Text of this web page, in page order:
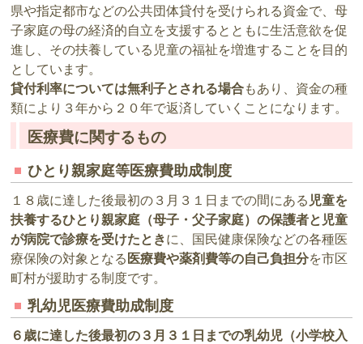
県や指定都市などの公共団体貸付を受けられる資金で、母
子家庭の母の経済的自立を支援するとともに生活意欲を促
進し、その扶養している児童の福祉を増進することを目的
としています。
貸付利率については無利子とされる場合もあり、資金の種
類により３年から２０年で返済していくことになります。
医療費に関するもの
ひとり親家庭等医療費助成制度
１８歳に達した後最初の３月３１日までの間にある 児童を
扶養するひとり親家庭（母子・父子家庭）の保護者と児童
が病院で診療を受けたときに、国民健康保険などの各種医
療保険の対象となる 医療費や薬剤費等の自己負担分を市区
町村が援助する制度です。
乳幼児医療費助成制度
６歳に達した後最初の３月３１日までの乳幼児（小学校入